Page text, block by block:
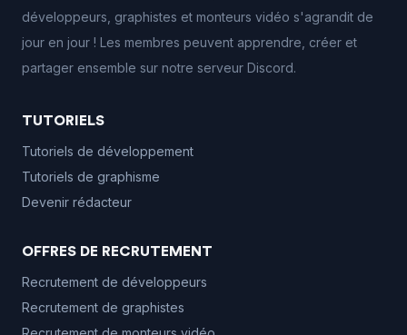
développeurs, graphistes et monteurs vidéo s'agrandit de
jour en jour ! Les membres peuvent apprendre, créer et
partager ensemble sur notre serveur Discord.
TUTORIELS
Tutoriels de développement
Tutoriels de graphisme
Devenir rédacteur
OFFRES DE RECRUTEMENT
Recrutement de développeurs
Recrutement de graphistes